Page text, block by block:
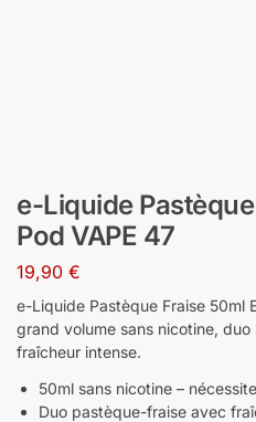
e-Liquide
Pod VAPE 47
19,90 €
e-Liquide Pastèque Fraise 50ml
grand volume sans nicotine,
fraîcheur intense.
50ml sans nicotine –
Duo pastèque-fraise avec